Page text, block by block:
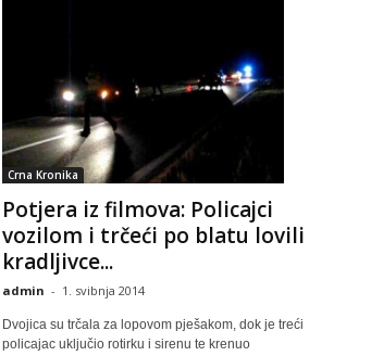
Crna Kronika
Potjera iz filmova: Policajci
vozilom i trčeći po blatu lovili
kradljivce...
admin - 1. svibnja 2014
Dvojica su trčala za lopovom pješakom, dok je treći
policajac uključio rotirku i sirenu te krenuo